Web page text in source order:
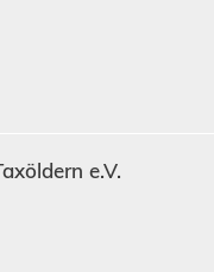
e.V.